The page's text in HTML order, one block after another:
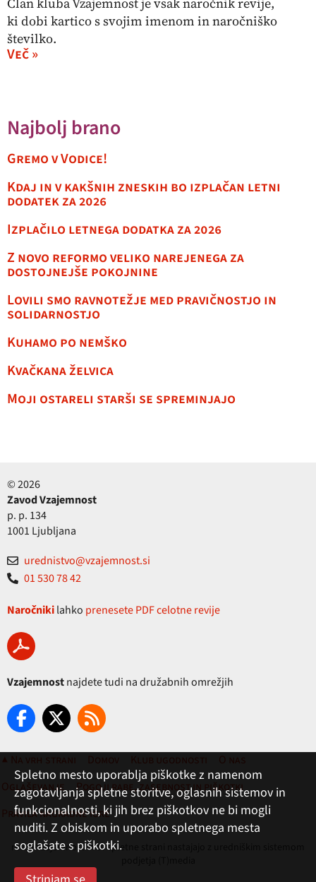
ki dobi kartico s svojim imenom in naročniško
številko.
Več »
Najbolj brano
Gremo v Vodice!
Kdaj in v kakšnih zneskih bo izplačan letni
dodatek za 2026
Izplačilo letnega dodatka za 2026
Z novo reformo veliko narejenega za
dostojnejše pokojnine
Lovili smo ravnotežje med pravičnostjo in
solidarnostjo
Kuhamo po nemško
Kvačkana želvica
Moji ostareli starši se spreminjajo
© 2026
Zavod Vzajemnost
p. p. 134
1001 Ljubljana
urednistvo@vzajemnost.si
01 530 78 42
Naročnikilahko prenesete PDF celotne revije
Vzajemnostnajdete tudi na družabnih omrežjih
▲ Na vrh strani Domov Klub ugodnosti
O nas
Oglaševanje
Pogoji rabe, zasebnost in piškotki
Pravila nagradne igre
revija Vzajemnost in te spletne strani nastajajo z uredniškim sistemom
Spletno mesto uporablja piškotke z namenom
zagotavljanja spletne storitve, oglasnih sistemov in
funkcionalnosti, ki jih brez piškotkov ne bi mogli
nuditi. Z obiskom in uporabo spletnega mesta
soglašate s piškotki.